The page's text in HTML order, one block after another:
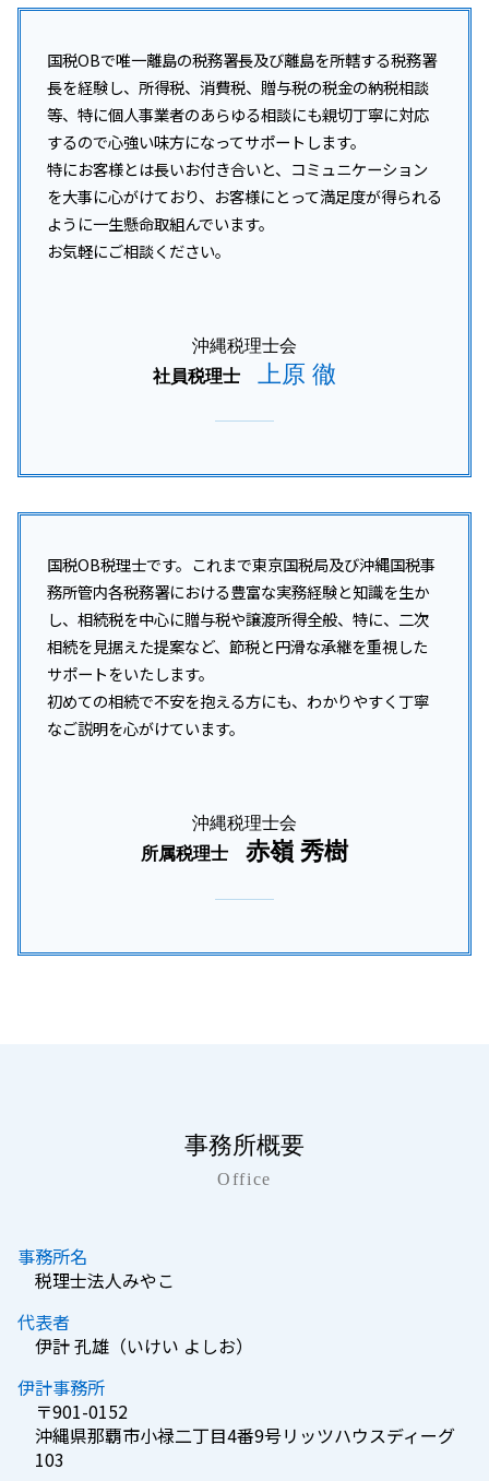
国税OBで唯一離島の税務署長及び離島を所轄する税務署
長を経験し、所得税、消費税、贈与税の税金の納税相談
等、特に個人事業者のあらゆる相談にも親切丁寧に対応
するので心強い味方になってサポートします。
特にお客様とは長いお付き合いと、コミュニケーション
を大事に心がけており、お客様にとって満足度が得られる
ように一生懸命取組んでいます。
お気軽にご相談ください。
沖縄税理士会
社員税理士
上原 徹
国税OB税理士です。これまで東京国税局及び沖縄国税事
務所管内各税務署における豊富な実務経験と知識を生か
し、相続税を中心に贈与税や譲渡所得全般、特に、二次
相続を見据えた提案など、節税と円滑な承継を重視した
サポートをいたします。
初めての相続で不安を抱える方にも、わかりやすく丁寧
なご説明を心がけています。
沖縄税理士会
所属税理士
赤嶺 秀樹
事務所概要
Office
事務所名
税理士法人みやこ
代表者
伊計 孔雄（いけい よしお）
伊計事務所
〒901-0152
沖縄県那覇市小禄二丁目4番9号リッツハウスディーグ
103